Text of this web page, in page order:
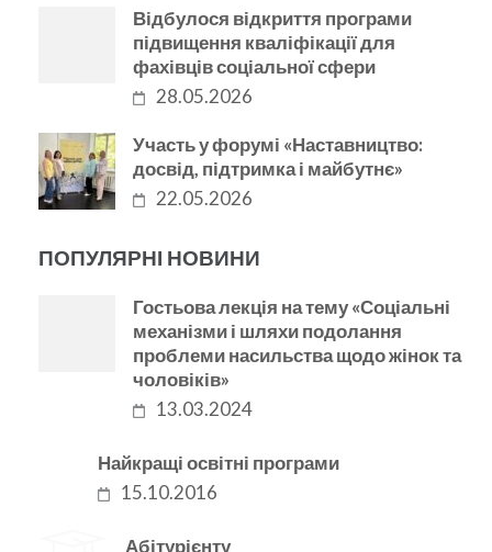
Відбулося відкриття програми
підвищення кваліфікації для
фахівців соціальної сфери
28.05.2026
Участь у форумі «Наставництво:
досвід, підтримка і майбутнє»
22.05.2026
ПОПУЛЯРНІ НОВИНИ
Гостьова лекція на тему «Соціальні
механізми і шляхи подолання
проблеми насильства щодо жінок та
чоловіків»
13.03.2024
Найкращі освітні програми
15.10.2016
Абітурієнту